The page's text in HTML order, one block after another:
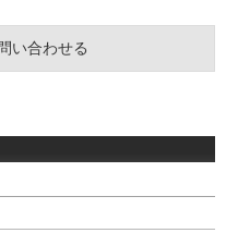
い合わせる